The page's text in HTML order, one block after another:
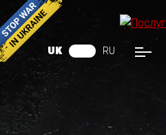
UK RU